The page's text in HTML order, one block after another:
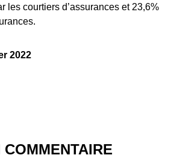
les courtiers d’assurances et 23,6%
2022